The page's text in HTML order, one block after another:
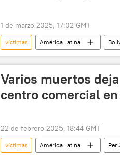
1 de marzo 2025, 17:02 GMT
víctimas América Latina
Varios muertos
centro comercial
22 de febrero 2025, 18:44 GMT
víctimas América Latina Perú